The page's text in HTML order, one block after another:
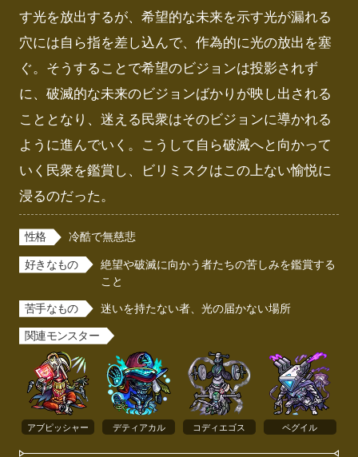
す光を放出するが、希望的な未来を示す光が漏れる
穴には自ら指を差し込んで、作為的に光の放出を塞
ぐ。そうすることで希望のビジョンは投影されず
に、破滅的な未来のビジョンばかりが映し出される
こととなり、迷える民衆はそのビジョンに導かれる
ように進んでいく。こうして自ら破滅へと向かって
いく民衆を鑑賞し、ビリミスクはこの上ない愉悦に
浸るのだった。
性格 冷酷で無慈悲
好きなもの
絶望や破滅に向かう者たちの苦しみを鑑賞する
こと
苦手なもの 迷いを持たない者、光の届かない場所
関連モンスター
アブピッシャー デティアカル コディエゴス ペグイル